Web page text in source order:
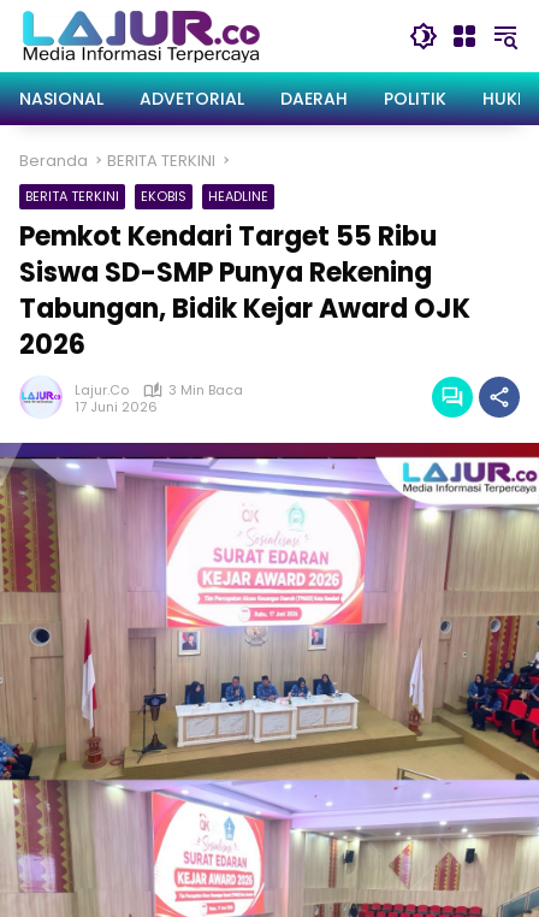
Langsung
konten
NASIONAL
ADVETORIAL DAERAH POLITIK
Beranda BERITA TERKINI
BERITA TERKINI EKOBIS HEADLINE
Pemkot Kendari Target 55 Ribu
Siswa SD-SMP Punya Rekening
Tabungan, Bidik Kejar Award OJK
2026
Lajur.co
3 Min Baca
17 Juni 2026